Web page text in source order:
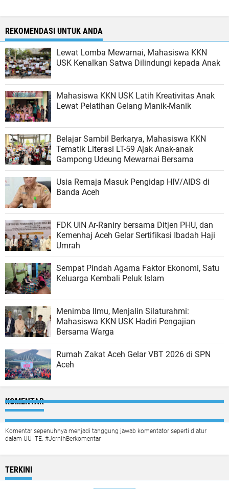
REKOMENDASI UNTUK ANDA
Lewat Lomba Mewarnai, Mahasiswa KKN
USK Kenalkan Satwa Dilindungi kepada Anak
Mahasiswa KKN USK Latih Kreativitas Anak
Lewat Pelatihan Gelang Manik-Manik
Belajar Sambil Berkarya, Mahasiswa KKN
Tematik Literasi LT-59 Ajak Anak-anak
Gampong Udeung Mewarnai Bersama
Usia Remaja Masuk Pengidap HIV/AIDS di
Banda Aceh
FDK UIN Ar-Raniry bersama Ditjen PHU, dan
Kemenhaj Aceh Gelar Sertifikasi Ibadah Haji
Umrah
Sempat Pindah Agama Faktor Ekonomi, Satu
Keluarga Kembali Peluk Islam
Menimba Ilmu, Menjalin Silaturahmi:
Mahasiswa KKN USK Hadiri Pengajian
Bersama Warga
Rumah Zakat Aceh Gelar VBT 2026 di SPN
Aceh
KOMENTAR
Komentar sepenuhnya menjadi tanggung jawab komentator seperti diatur
dalam UU ITE. #JernihBerkomentar
TERKINI